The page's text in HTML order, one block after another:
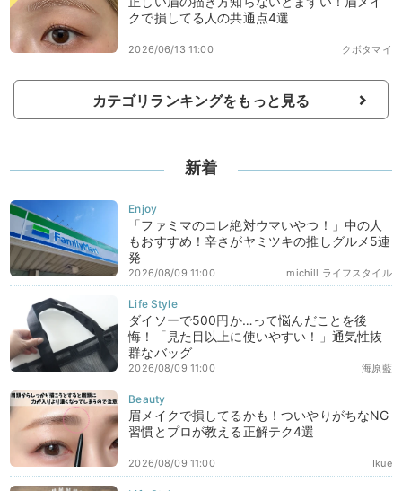
クで損してる人の共通点4選
クボタマイ
2026/06/13 11:00
カテゴリランキングをもっと見る
新着
「ファミマのコレ絶対ウマいやつ！」中の人
もおすすめ！辛さがヤミツキの推しグルメ5連
発
michill ライフスタイル
2026/08/09 11:00
ダイソーで500円か…って悩んだことを後
悔！「見た目以上に使いやすい！」通気性抜
群なバッグ
海原藍
2026/08/09 11:00
眉メイクで損してるかも！ついやりがちなNG
習慣とプロが教える正解テク4選
Ikue
2026/08/09 11:00